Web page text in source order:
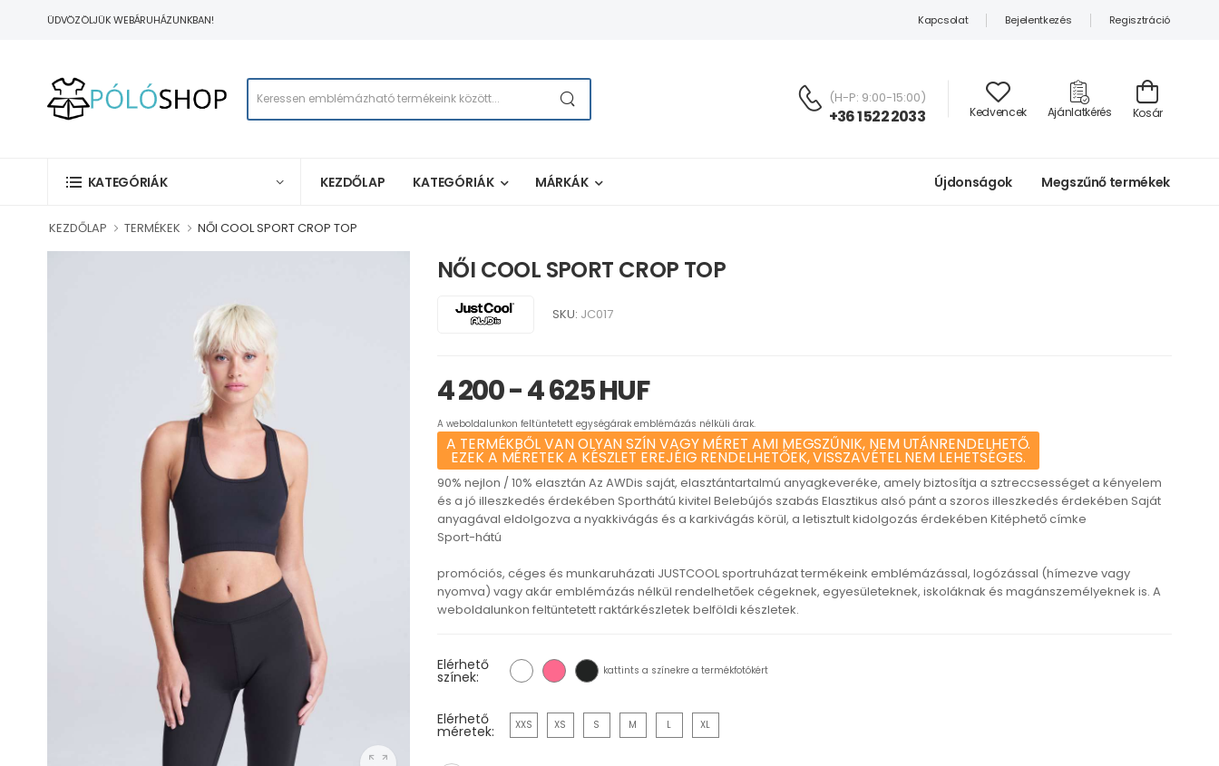
ÜDVÖZÖLJÜK WEBÁRUHÁZUNKBAN! Kapcsolat Bejelentkezés Regisztráció
(H-P: 9:00-15:00)
+36 1 522 2033 Kedvencek Ajánlatkérés Kosár
KATEGÓRIÁK KEZDŐLAP KATEGÓRIÁK MÁRKÁK Újdonságok Megszűnő termékek
KEZDŐLAP TERMÉKEK NŐI COOL SPORT CROP TOP
NŐI COOL SPORT CROP TOP
SKU: JC017
4 200 - 4 625 HUF
A weboldalunkon feltüntetett egységárak emblémázás nélküli árak.
A TERMÉKBŐL VAN OLYAN SZÍN VAGY MÉRET AMI MEGSZŰNIK, NEM UTÁNRENDELHETŐ.
EZEK A MÉRETEK A KÉSZLET EREJÉIG RENDELHETŐEK, VISSZAVÉTEL NEM LEHETSÉGES.
90% nejlon / 10% elasztán Az AWDis saját, elasztántartalmú anyagkeveréke, amely biztosítja a sztreccsességet a kényelem
és a jó illeszkedés érdekében Sporthátú kivitel Belebújós szabás Elasztikus alsó pánt a szoros illeszkedés érdekében Saját
anyagával eldolgozva a nyakkivágás és a karkivágás körül, a letisztult kidolgozás érdekében Kitéphető címke
Sport-hátú
promóciós, céges és munkaruházati JUSTCOOL sportruházat termékeink emblémázással, logózással (hímezve vagy
nyomva) vagy akár emblémázás nélkül rendelhetőek cégeknek, egyesületeknek, iskoláknak és magánszemélyeknek is. A
weboldalunkon feltüntetett raktárkészletek belföldi készletek.
Elérhető
színek: kattints a színekre a termékfotókért
Elérhető
méretek: XXS XS S M L XL